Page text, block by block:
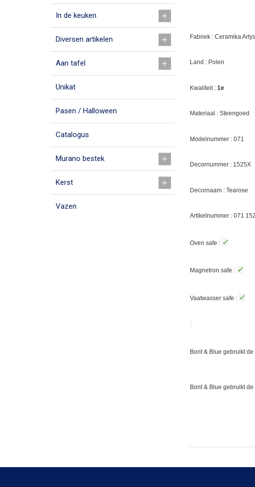
In de keuken
Diversen artikelen
Aan tafel
Unikat
Pasen / Halloween
Catalogus
Murano bestek
Kerst
Vazen
Fabriek : Ceramika
Land : Polen
Kwaliteit : 1e
Materiaal : Steengoed
Modelnummer : 071
Decornummer : 1525X
Decornaam : Tearose
Artikelnummer : 071
Oven safe : ✓
Magnetron safe : ✓
Vaatwasser safe : ✓
Bont & Blue gebruikt
Bont & Blue gebruikt